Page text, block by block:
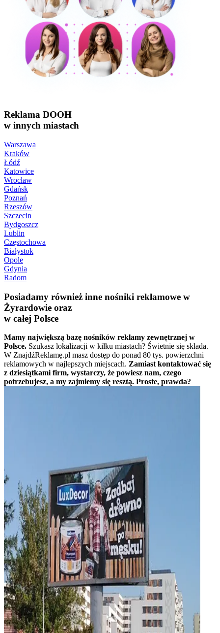
Reklama DOOH
w innych miastach
Warszawa
Kraków
Łódź
Katowice
Wrocław
Gdańsk
Poznań
Rzeszów
Szczecin
Bydgoszcz
Lublin
Częstochowa
Białystok
Opole
Gdynia
Radom
Posiadamy również inne nośniki reklamowe w
Żyrardowie oraz
w całej Polsce
Mamy największą bazę nośników reklamy zewnętrznej w
Polsce. Szukasz lokalizacji w kilku miastach? Świetnie się składa.
W ZnajdźReklamę.pl masz dostęp do ponad 80 tys. powierzchni
reklamowych w najlepszych miejscach. Zamiast kontaktować się
z dziesiątkami firm, wystarczy, że powiesz nam, czego
potrzebujesz, a my zajmiemy się resztą. Proste, prawda?